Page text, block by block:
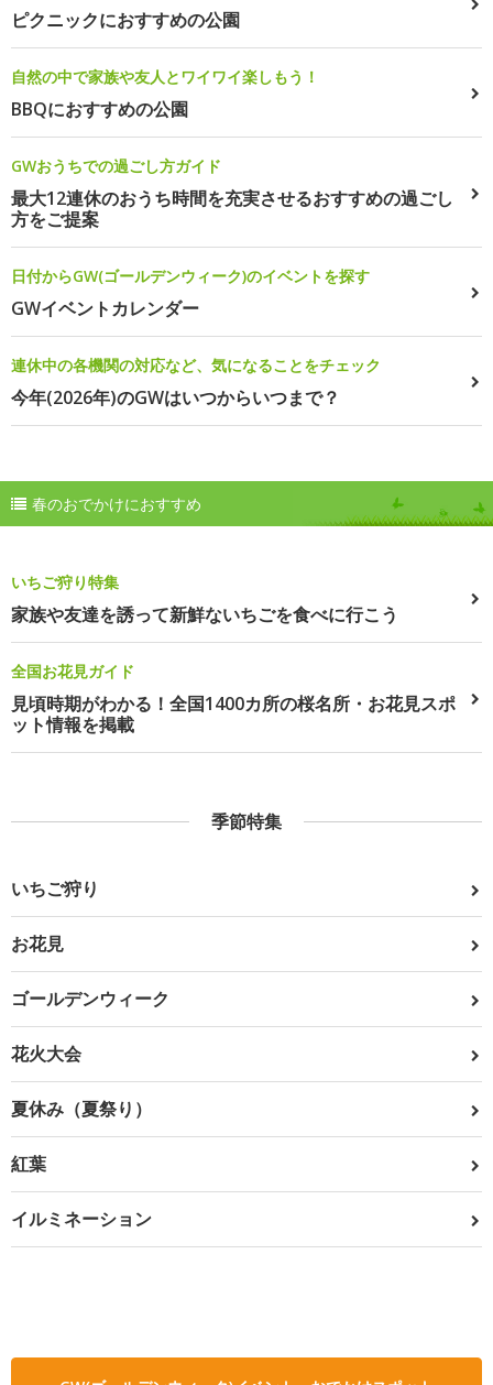
ピクニックにおすすめの公園
自然の中で家族や友人とワイワイ楽しもう！
BBQにおすすめの公園
GWおうちでの過ごし方ガイド
最大12連休のおうち時間を充実させるおすすめの過ごし
方をご提案
日付からGW(ゴールデンウィーク)のイベントを探す
GWイベントカレンダー
連休中の各機関の対応など、気になることをチェック
今年(2026年)のGWはいつからいつまで？
春のおでかけにおすすめ
いちご狩り特集
家族や友達を誘って新鮮ないちごを食べに行こう
全国お花見ガイド
見頃時期がわかる！全国1400カ所の桜名所・お花見スポ
ット情報を掲載
季節特集
いちご狩り
お花見
ゴールデンウィーク
花火大会
夏休み（夏祭り）
紅葉
イルミネーション